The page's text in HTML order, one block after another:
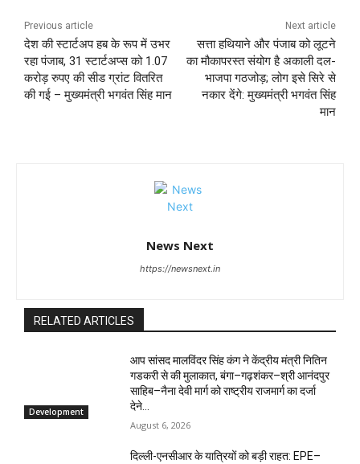
Previous article
देश की स्टार्टअप हब के रूप में उभर
रहा पंजाब, 31 स्टार्टअप्स को 1.07
करोड़ रुपए की सीड ग्रांट वितरित
की गई – मुख्यमंत्री भगवंत सिंह मान
Next article
सत्ता हथियाने और पंजाब को लूटने
का मौकापरस्त संयोग है अकाली दल-
भाजपा गठजोड़; लोग इसे सिरे से
नकार देंगे: मुख्यमंत्री भगवंत सिंह
मान
News Next
https://newsnext.in
RELATED ARTICLES
Development
आप सांसद मालविंदर सिंह कंग ने केंद्रीय मंत्री नितिन
गडकरी से की मुलाकात, बंगा–गढ़शंकर–श्री आनंदपुर
साहिब–नैना देवी मार्ग को राष्ट्रीय राजमार्ग का दर्जा
देने...
August 6, 2026
दिल्ली-एनसीआर के यात्रियों को बड़ी राहत: EPE–